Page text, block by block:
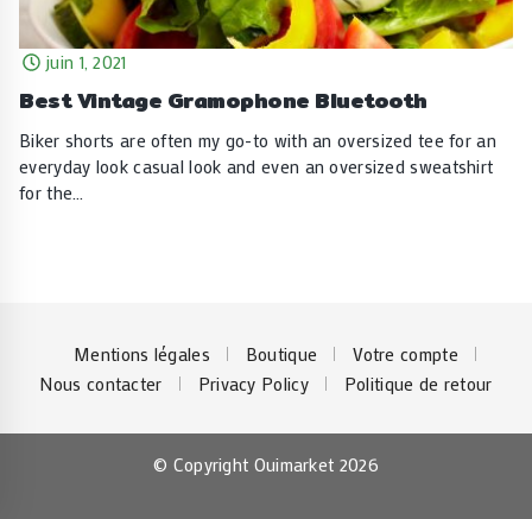
juin 1, 2021
Best Vintage Gramophone Bluetooth
Biker shorts are often my go-to with an oversized tee for an
everyday look casual look and even an oversized sweatshirt
for the…
Mentions légales Boutique
Votre compte
Nous contacter
Privacy Policy Politique de retour
© Copyright Ouimarket 2026